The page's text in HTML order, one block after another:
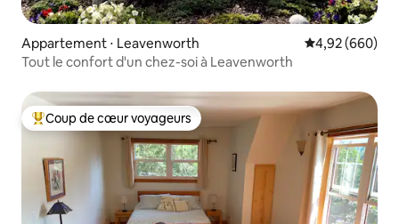
Appartement ⋅ Leavenworth Évaluation
4,92 (660)
Tout le confort d'un chez-soi à Leavenworth
Coups de cœur voyageurs les plus appréciés
Coup de cœur voyageurs